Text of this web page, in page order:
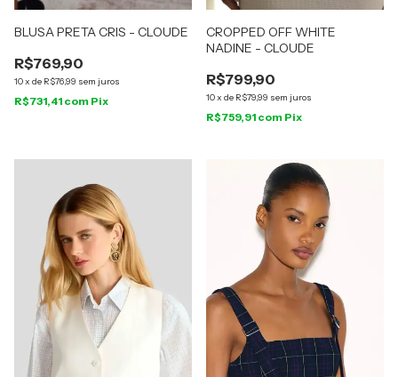
BLUSA PRETA CRIS - CLOUDE
R$769,90
10x de R$76,99 sem juros
R$731,41 com Pix
CROPPED OFF WHITE
NADINE - CLOUDE
R$799,90
10x de R$79,99 sem juros
R$759,91 com Pix